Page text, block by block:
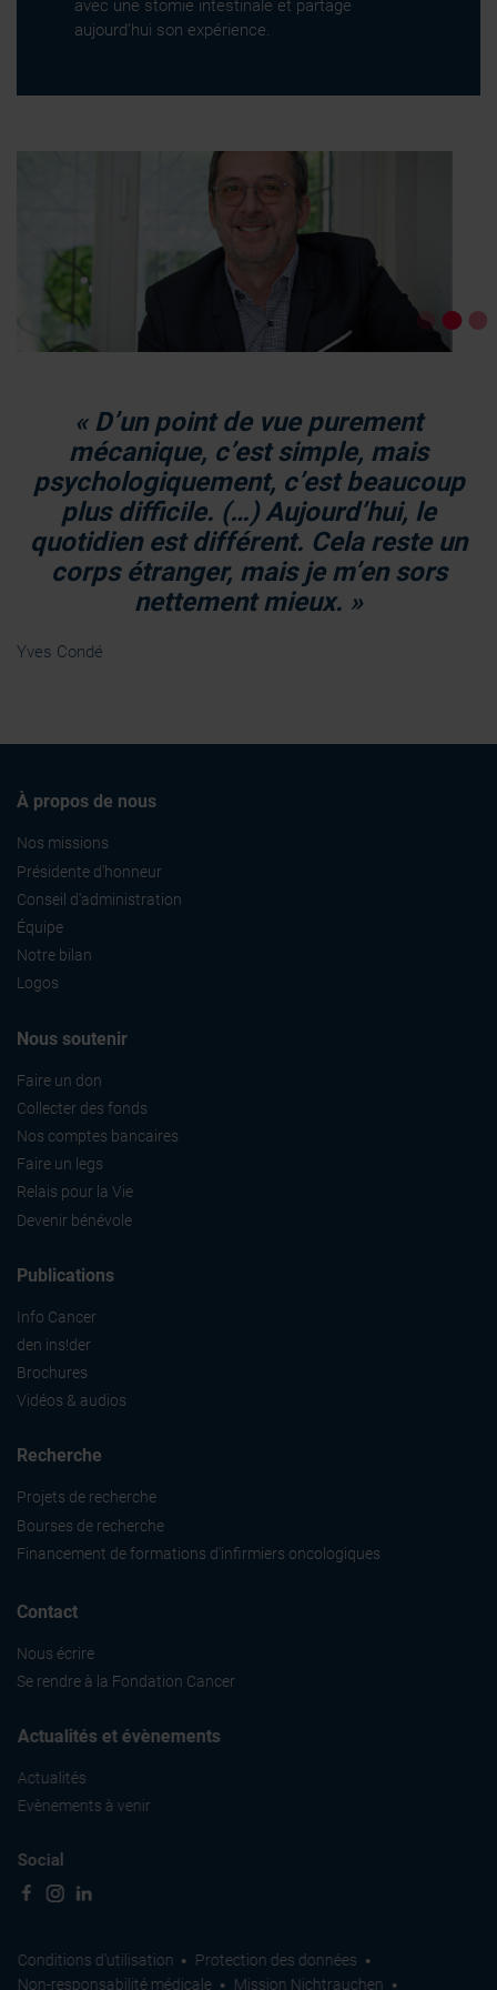
avec une stomie intestinale et partage
aujourd’hui son expérience.
« D’un point de vue purement
mécanique, c’est simple, mais
psychologiquement, c’est beaucoup
plus difficile. (…) Aujourd’hui, le
quotidien est différent. Cela reste un
corps étranger, mais je m’en sors
nettement mieux. »
Yves Condé
À propos de nous
Nos missions
Présidente d'honneur
Conseil d'administration
Équipe
Notre bilan
Logos
Nous soutenir
Faire un don
Collecter des fonds
Nos comptes bancaires
Faire un legs
Relais pour la Vie
Devenir bénévole
Publications
Info Cancer
den ins!der
Brochures
Vidéos & audios
Recherche
Projets de recherche
Bourses de recherche
Financement de formations d'infirmiers oncologiques
Contact
Nous écrire
Se rendre à la Fondation Cancer
Actualités et évènements
Actualités
Evènements à venir
Social
Conditions d'utilisation
Protection des données
Non-responsabilité médicale
Mission Nichtrauchen